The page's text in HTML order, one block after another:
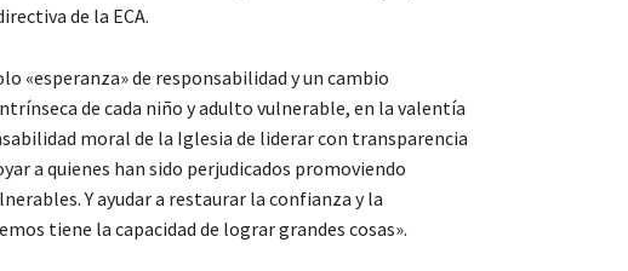
de la ECA.
«esperanza» de responsabilidad y un cambio
de cada niño y adulto vulnerable, en la valentía
moral de la Iglesia de liderar con transparencia
a quienes han sido perjudicados promoviendo
Y ayudar a restaurar la confianza y la
tiene la capacidad de lograr grandes cosas».